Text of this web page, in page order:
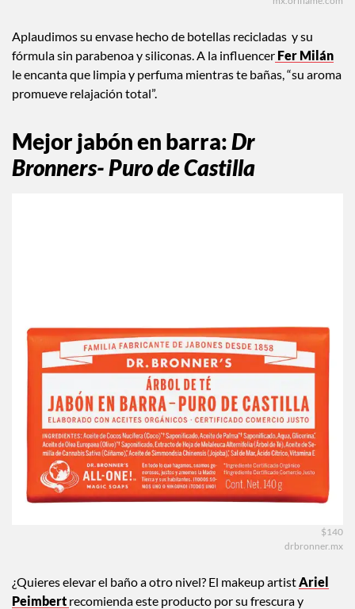
Aplaudimos su envase hecho de botellas recicladas y su
fórmula sin parabenoa y siliconas. A la influencer Fer Milán
le encanta que limpia y perfuma mientras te bañas, “su aroma
promueve relajación total”.
Mejor jabón en barra:Dr
Bronners- Puro de Castilla
$140
drbronner.mx
¿Quieres elevar el baño a otro nivel? El makeup artistAriel
Peimbert recomienda este producto por su frescura y